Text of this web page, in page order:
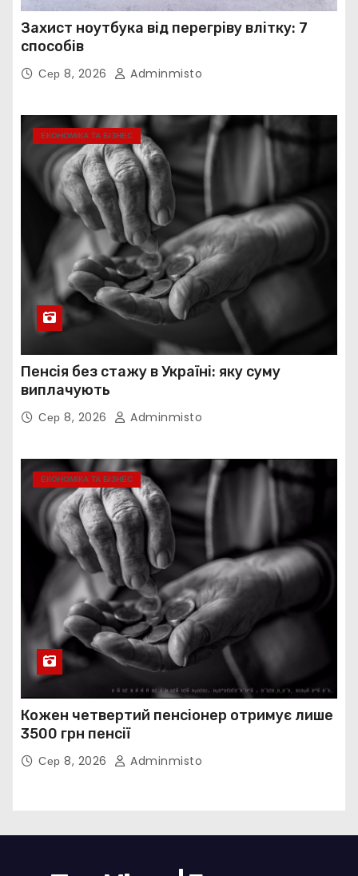
Захист ноутбука від перегріву влітку: 7
способів
Сер 8, 2026 Adminmisto
ЕКОНОМІКА ТА БІЗНЕС
Пенсія без стажу в Україні: яку суму
виплачують
Сер 8, 2026 Adminmisto
ЕКОНОМІКА ТА БІЗНЕС
Кожен четвертий пенсіонер отримує лише
3500 грн пенсії
Сер 8, 2026 Adminmisto